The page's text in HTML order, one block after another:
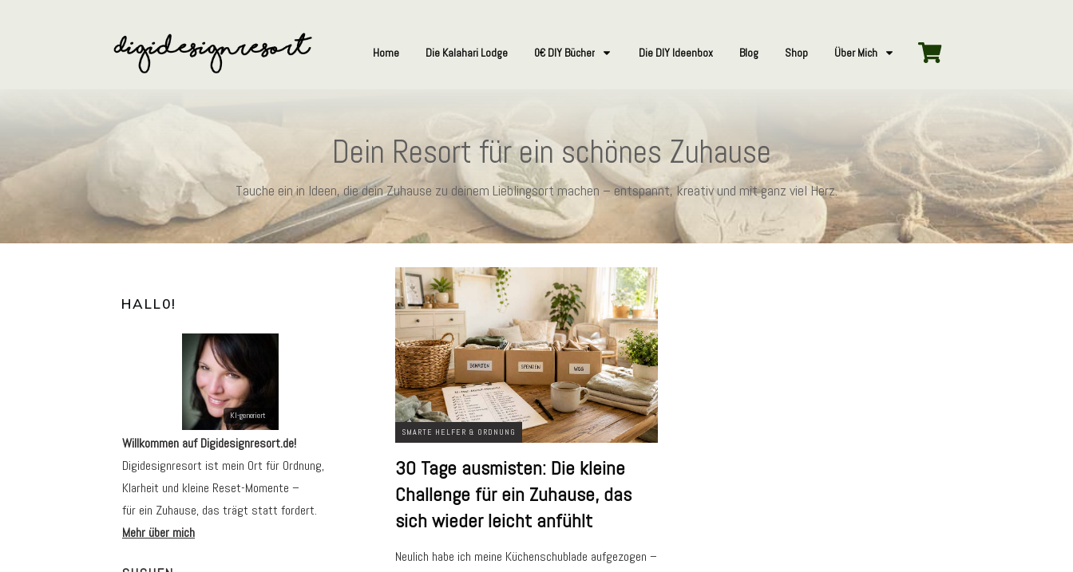
Home Die Kalahari Lodge 0€ DIY Bücher Die DIY Ideenbox Blog Shop Über Mich
Dein Resort für ein schönes Zuhause
Tauche ein in Ideen, die dein Zuhause zu deinem Lieblingsort machen – entspannt, kreativ und mit ganz viel Herz.
SMARTE HELFER & ORDNUNG
30 Tage ausmisten: Die kleine
Challenge für ein Zuhause, das
sich wieder leicht anfühlt
Neulich habe ich meine Küchenschublade aufgezogen –
HALL0!
Willkommen auf Digidesignresort.de!
Digidesignresort ist mein Ort für Ordnung,
Klarheit und kleine Reset-Momente –
für ein Zuhause, das trägt statt fordert.
Mehr über mich